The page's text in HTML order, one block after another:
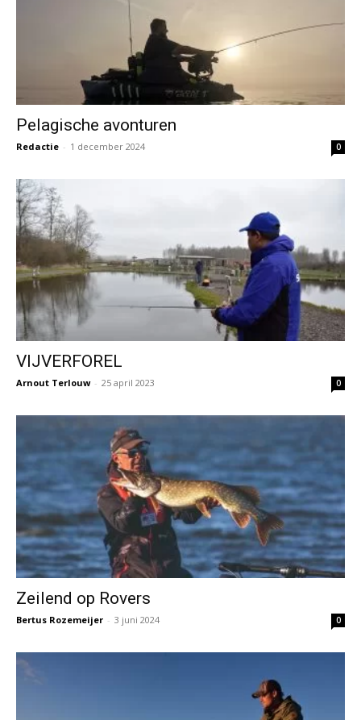
Pelagische avonturen
Redactie - 1 december 2024 0
VIJVERFOREL
Arnout Terlouw - 25 april 2023 0
Zeilend op Rovers
Bertus Rozemeijer - 3 juni 2024 0